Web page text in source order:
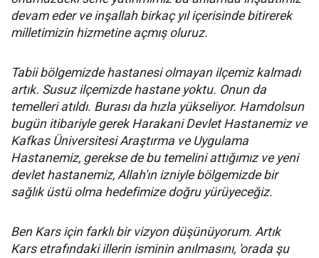
devam eder ve inşallah birkaç yıl içerisinde bitirerek
milletimizin hizmetine açmış oluruz.
Tabii bölgemizde hastanesi olmayan ilçemiz kalmadı
artık. Susuz ilçemizde hastane yoktu. Onun da
temelleri atıldı. Burası da hızla yükseliyor. Hamdolsun
bugün itibariyle gerek Harakani Devlet Hastanemiz ve
Kafkas Üniversitesi Araştırma ve Uygulama
Hastanemiz, gerekse de bu temelini attığımız ve yeni
devlet hastanemiz, Allah'ın izniyle bölgemizde bir
sağlık üstü olma hedefimize doğru yürüyeceğiz.
Ben Kars için farklı bir vizyon düşünüyorum. Artık
Kars etrafındaki illerin isminin anılmasını, 'orada şu